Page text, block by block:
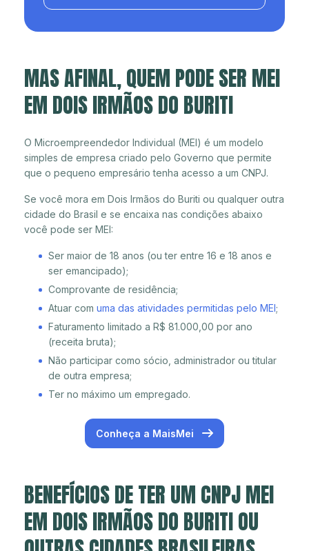
MAS AFINAL, QUEM PODE SER MEI
EM DOIS IRMÃOS DO BURITI
O Microempreendedor Individual (MEI) é um modelo
simples de empresa criado pelo Governo que permite
que o pequeno empresário tenha acesso a um CNPJ.
Se você mora em Dois Irmãos do Buriti ou qualquer outra
cidade do Brasil e se encaixa nas condições abaixo
você pode ser MEI:
Ser maior de 18 anos (ou ter entre 16 e 18 anos e
ser emancipado);
Comprovante de residência;
Atuar com uma das atividades permitidas pelo MEI;
Faturamento limitado a R$ 81.000,00 por ano
(receita bruta);
Não participar como sócio, administrador ou titular
de outra empresa;
Ter no máximo um empregado.
Conheça a MaisMei
BENEFÍCIOS DE TER UM CNPJ MEI
EM DOIS IRMÃOS DO BURITI OU